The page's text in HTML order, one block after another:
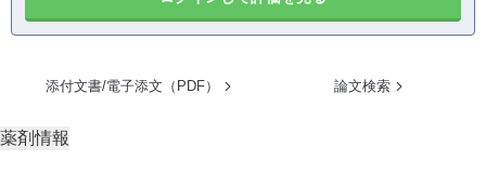
添付文書/電子添文（PDF） 論文検索
薬剤情報